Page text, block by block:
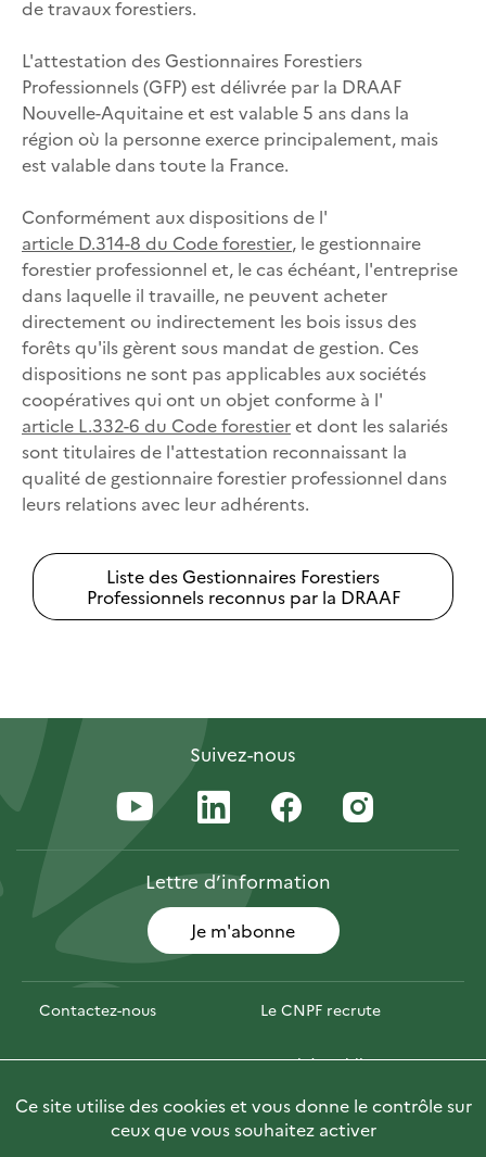
de travaux forestiers.
L'attestation des Gestionnaires Forestiers
Professionnels (GFP) est délivrée par la DRAAF
Nouvelle-Aquitaine et est valable 5 ans dans la
région où la personne exerce principalement, mais
est valable dans toute la France.
Conformément aux dispositions de l'
article D.314-8 du Code forestier, le gestionnaire
forestier professionnel et, le cas échéant, l'entreprise
dans laquelle il travaille, ne peuvent acheter
directement ou indirectement les bois issus des
forêts qu'ils gèrent sous mandat de gestion. Ces
dispositions ne sont pas applicables aux sociétés
coopératives qui ont un objet conforme à l'
article L.332-6 du Code forestieret dont les salariés
sont titulaires de l'attestation reconnaissant la
qualité de gestionnaire forestier professionnel dans
leurs relations avec leur adhérents.
Liste des Gestionnaires Forestiers
Professionnels reconnus par la DRAAF
Suivez-nous
Lettred’information
Je m'abonne
Contactez-nous Le CNPF recrute
Espace presse Marchés publics
PhotoFor Briefly in English
Ce site utilise des cookies et vous donne le contrôle sur
ceux que vous souhaitez activer